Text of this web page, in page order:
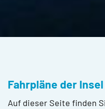
Fahrpläne der
Auf dieser Seite finden